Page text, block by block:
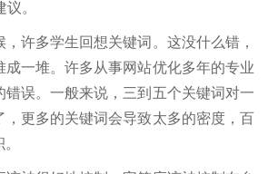
。
多学生回想关键词。这没什么错，
成一堆。许多从事网站优化多年的专业
错误。一般来说，三到五个关键词对一
，更多的关键词会导致太多的密度，百